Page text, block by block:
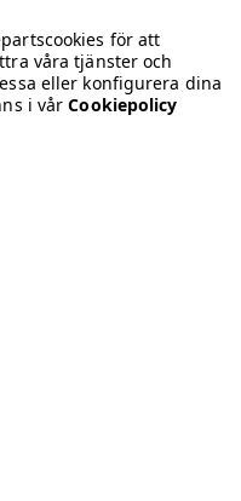
för att
våra tjänster och
eller konfigurera dina
i vårCookiepolicy
brand